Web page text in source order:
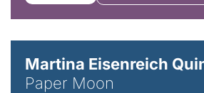
Martina Eisenreich
Paper Moon